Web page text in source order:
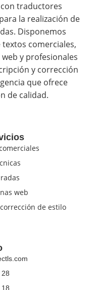
traductores
la realización de
Disponemos
comerciales,
y profesionales
y corrección
que ofrece
de calidad.
web
de estilo